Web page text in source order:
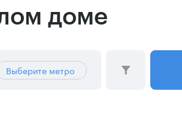
доме
Выберите метро